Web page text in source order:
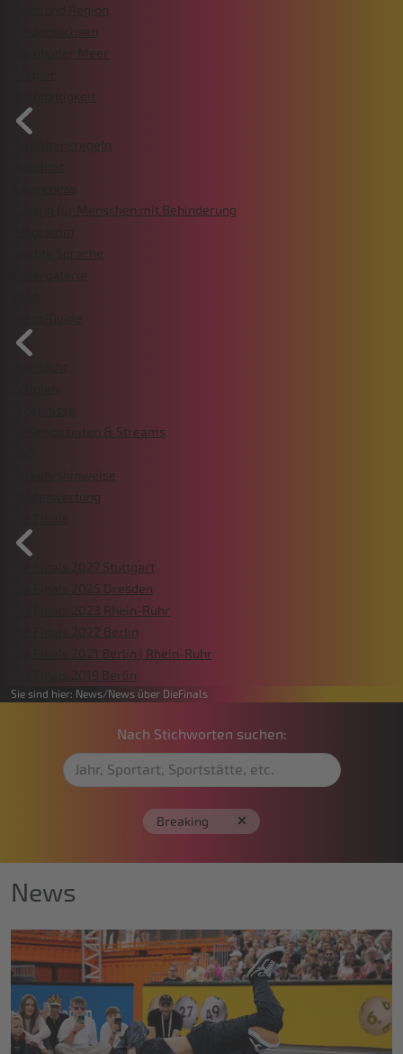
Stadt und Region
Niedersachsen
Steinhuder Meer
Nachhaltigkeit
Verhaltensregeln
Zugang für Menschen mit Behinderung
Leichte Sprache
Bildergalerie
TV Sendezeiten & Streams
Verkehrshinweise
Länderwertung
Die Finals 2027 Stuttgart
Die Finals 2025 Dresden
Die Finals 2023 Rhein-Ruhr
Die Finals 2022 Berlin
Die Finals 2021 Berlin | Rhein-Ruhr
Die Finals 2019 Berlin
Sie sind hier: News News über DieFinals
Nach Stichworten suchen:
Breaking
News